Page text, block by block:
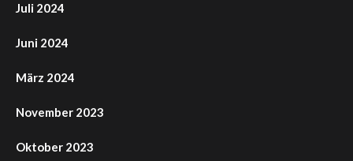
Juli 2024
Juni 2024
März 2024
November 2023
Oktober 2023